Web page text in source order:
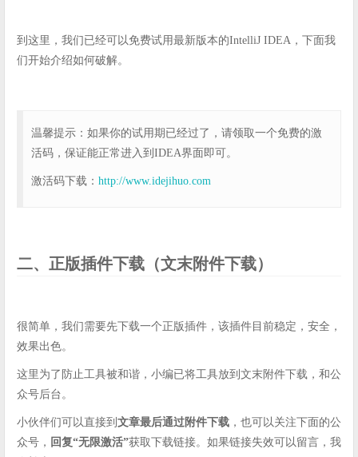
到这里，我们已经可以免费试用最新版本的IntelliJ IDEA，下面我
们开始介绍如何破解。
温馨提示：如果你的试用期已经过了，请领取一个免费的激
活码，保证能正常进入到IDEA界面即可。
激活码下载： http://www.idejihuo.com
二、正版插件下载（文末附件下载）
很简单，我们需要先下载一个正版插件，该插件目前稳定，安全，
效果出色。
这里为了防止工具被和谐，小编已将工具放到文末附件下载，和公
众号后台。
小伙伴们可以直接到 文章最后通过附件下载 ，也可以关注下面的公
众号， 回复“无限激活”获取下载链接。如果链接失效可以留言，我